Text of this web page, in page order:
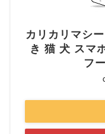
カリカリマシ
き 猫 犬 スマ
フ